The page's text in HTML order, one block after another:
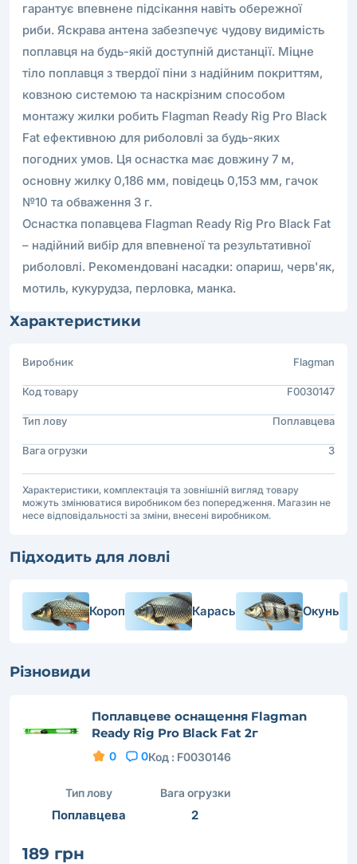
гарантує впевнене підсікання навіть обережної
риби. Яскрава антена забезпечує чудову видимість
поплавця на будь-якій доступній дистанції. Міцне
тіло поплавця з твердої піни з надійним покриттям,
ковзною системою та наскрізним способом
монтажу жилки робить Flagman Ready Rig Pro Black
Fat ефективною для риболовлі за будь-яких
погодних умов. Ця оснастка має довжину 7 м,
основну жилку 0,186 мм, повідець 0,153 мм, гачок
№10 та обваження 3 г.
Оснастка попавцева Flagman Ready Rig Pro Black Fat
– надійний вибір для впевненої та результативної
риболовлі. Рекомендовані насадки: опариш, черв'як,
мотиль, кукурудза, перловка, манка.
Характеристики
Виробник Flagman
Код товару F0030147
Тип лову Поплавцева
Вага огрузки 3
Характеристики, комплектація та зовнішній вигляд товару
можуть змінюватися виробником без попередження. Магазин не
несе відповідальності за зміни, внесені виробником.
Підходить для ловлі
Короп Карась Окунь
Різновиди
Поплавцеве оснащення Flagman
Ready Rig Pro Black Fat 2г
0 0Код : F0030146
Тип лову
Поплавцева
Вага огрузки
2
189 грн